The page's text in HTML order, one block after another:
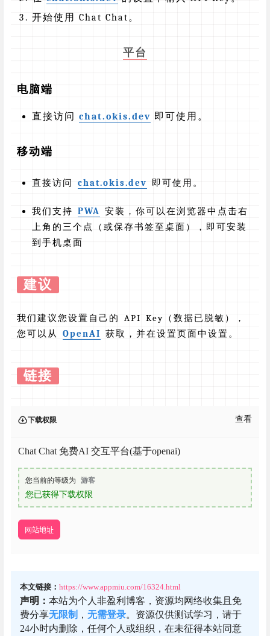
开始使用 Chat Chat。
平台
电脑端
直接访问 chat.okis.dev 即可使用。
移动端
直接访问 chat.okis.dev 即可使用。
我们支持 PWA 安装，你可以在浏览器中点击右
上角的三个点（或保存书签至桌面），即可安装
到手机桌面
建议
我们建议您设置自己的 API Key（数据已脱敏），
您可以从 OpenAI 获取，并在设置页面中设置。
链接
下载权限 查看
Chat Chat 免费AI 交互平台(基于openai)
您当前的等级为 游客
您已获得下载权限
网站地址
本文链接： https://www.appmiu.com/16324.html
声明： 本站为个人非盈利博客，资源均网络收集且免
费分享无限制 ， 无需登录。资源仅供测试学习，请于
24小时内删除，任何个人或组织，在未征得本站同意